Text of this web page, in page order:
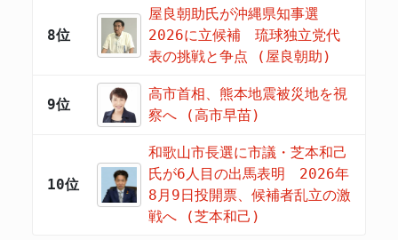
8位
屋良朝助氏が沖縄県知事選
2026に立候補 琉球独立党代
表の挑戦と争点 (屋良朝助)
9位
高市首相、熊本地震被災地を視
察へ (高市早苗)
10位
和歌山市長選に市議・芝本和己
氏が6人目の出馬表明 2026年
8月9日投開票、候補者乱立の激
戦へ (芝本和己)